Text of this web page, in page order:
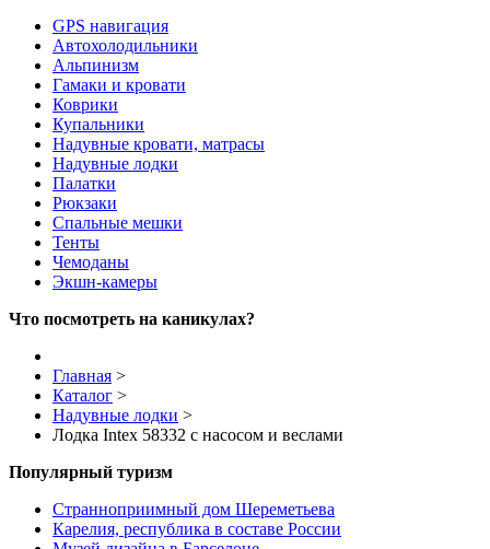
GPS навигация
Автохолодильники
Альпинизм
Гамаки и кровати
Коврики
Купальники
Надувные кровати, матрасы
Надувные лодки
Палатки
Рюкзаки
Спальные мешки
Тенты
Чемоданы
Экшн-камеры
Что посмотреть на каникулах?
Главная >
Каталог >
Надувные лодки >
Лодка Intex 58332 с насосом и веслами
Популярный туризм
Странноприимный дом Шереметьева
Карелия, республика в составе России